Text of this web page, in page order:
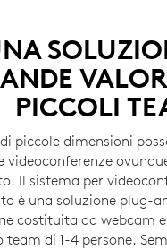
PICCOLI
piccole dimensioni
videoconferenze
Il sistema per
è una soluzione plug-
costituita da webcam
team di 1-4 persone.